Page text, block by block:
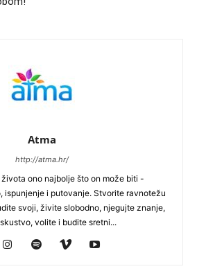
Atma
http://atma.hr/
ono najbolje što on može biti -
ispunjenje i putovanje. Stvorite ravnotežu
svoji, živite slobodno, njegujte znanje,
volite i budite sretni...